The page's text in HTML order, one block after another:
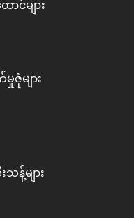
င်များ
ဇုံများ
န့်များ